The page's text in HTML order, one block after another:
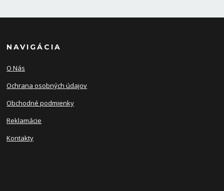
NAVIGÁCIA
O Nás
Ochrana osobných údajov
Obchodné podmienky
Reklamácie
Kontakty